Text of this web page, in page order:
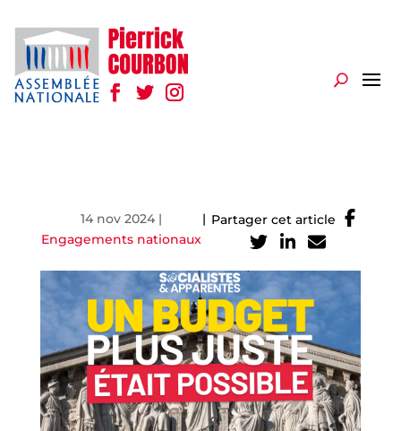
14 nov 2024 |
Engagements nationaux
| Partager cet article